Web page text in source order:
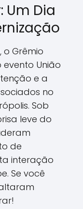
Um Dia
o Grêmio
União
e a
no
Sob
leve do
de
interação
Se você